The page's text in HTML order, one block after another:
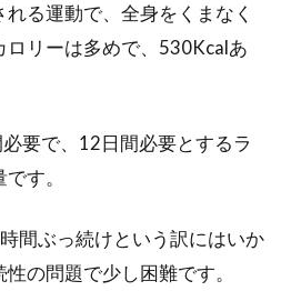
のブレーキの修理、調整方
が行うのかも考える
うときに効かなかったでは済みません
して...
で自転車を楽しもう！雪道走行
る運動で、全身をくまなく
リーは多めで、530Kcalあ
要で、12日間必要とするラ
す。
間ぶっ続けという訳にはいか
の問題で少し困難です。